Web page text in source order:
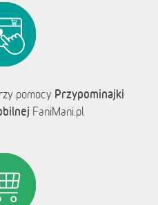
pomocy Przypominajki
FaniMani.pl